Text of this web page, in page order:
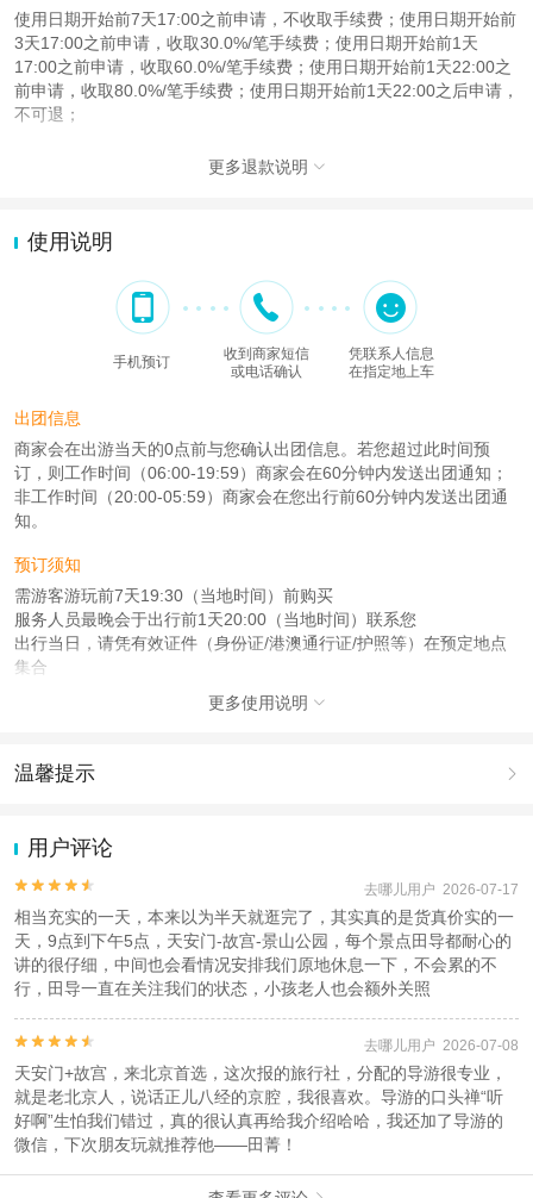
使用日期开始前7天17:00之前申请，不收取手续费；使用日期开始前
3天17:00之前申请，收取30.0%/笔手续费；使用日期开始前1天
17:00之前申请，收取60.0%/笔手续费；使用日期开始前1天22:00之
前申请，收取80.0%/笔手续费；使用日期开始前1天22:00之后申请，
不可退；
更多退款说明 
使用说明
手机预订
收到商家短信
或电话确认
凭联系人信息
在指定地上车
出团信息
商家会在出游当天的0点前与您确认出团信息。若您超过此时间预
订，则工作时间（06:00-19:59）商家会在60分钟内发送出团通知；
非工作时间（20:00-05:59）商家会在您出行前60分钟内发送出团通
知。
预订须知
需游客游玩前7天19:30（当地时间）前购买
服务人员最晚会于出行前1天20:00（当地时间）联系您
出行当日，请凭有效证件（身份证/港澳通行证/护照等）在预定地点
集合
儿童：17周岁（含）以下；
老人：60周岁（含）以上；
本产品由青岛驿路同行国际旅行社有限公司代理招徕，委托社为北京云游四海旅
游服务有限公司，具体的旅游服务和操作由委托社及其有资质的地接社提供
更多使用说明 
温馨提示 
动（如跳伞、潜水、滑雪等）前，请务必仔细阅读
2.为普及旅游安全知识及旅游文明公约，使您的旅程顺利圆满完成，
特制定《去哪儿网旅游安全手册》 ，请您认真阅读并切实遵守。
用户评论

 去哪儿用户 2026-07-17
相当充实的一天，本来以为半天就逛完了，其实真的是货真价实的一
天，9点到下午5点，天安门-故宫-景山公园，每个景点田导都耐心的
讲的很仔细，中间也会看情况安排我们原地休息一下，不会累的不
行，田导一直在关注我们的状态，小孩老人也会额外关照

 去哪儿用户 2026-07-08
天安门+故宫，来北京首选，这次报的旅行社，分配的导游很专业，
就是老北京人，说话正儿八经的京腔，我很喜欢。导游的口头禅“听
好啊”生怕我们错过，真的很认真再给我介绍哈哈，我还加了导游的
微信，下次朋友玩就推荐他——田菁！